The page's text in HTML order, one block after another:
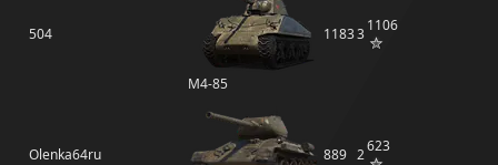
504
М4-85
118331106
Olenka64ru 889 2623